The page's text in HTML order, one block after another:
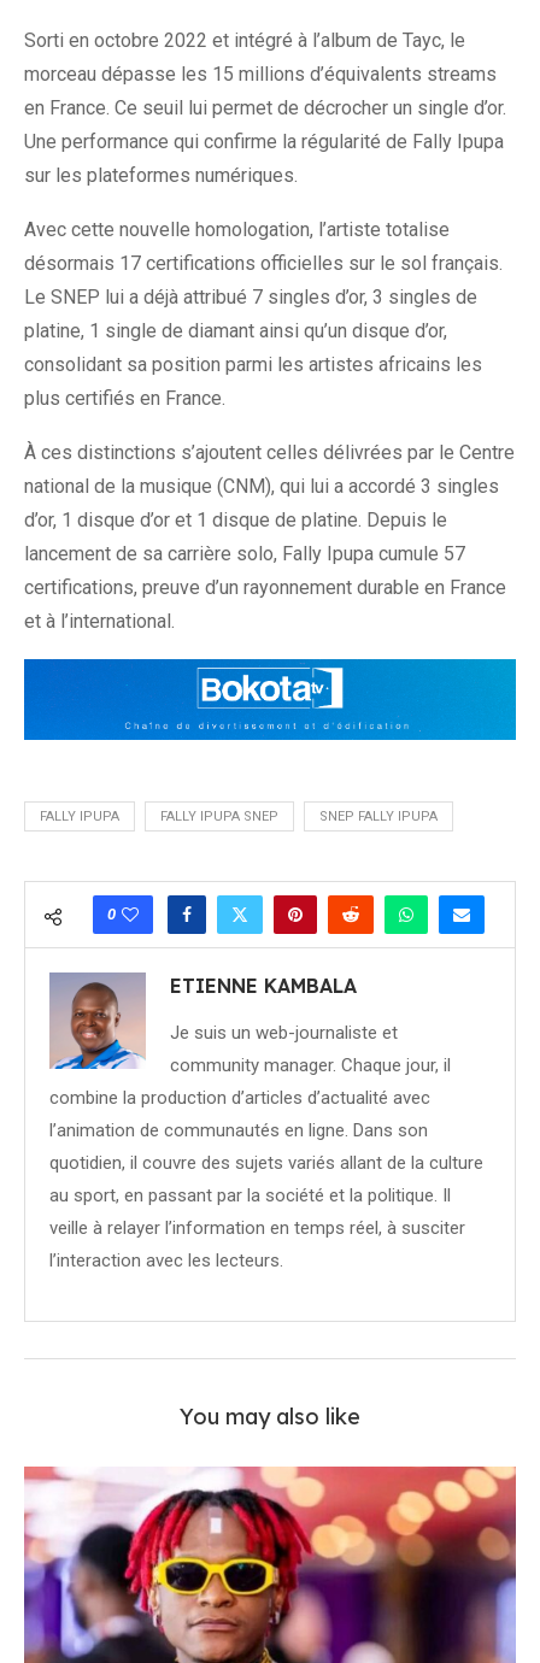
Sorti en octobre 2022 et intégré à l’album de Tayc, le
morceau dépasse les 15 millions d’équivalents streams
en France. Ce seuil lui permet de décrocher un single d’or.
Une performance qui confirme la régularité de Fally Ipupa
sur les plateformes numériques.
Avec cette nouvelle homologation, l’artiste totalise
désormais 17 certifications officielles sur le sol français.
Le SNEP lui a déjà attribué 7 singles d’or, 3 singles de
platine, 1 single de diamant ainsi qu’un disque d’or,
consolidant sa position parmi les artistes africains les
plus certifiés en France.
À ces distinctions s’ajoutent celles délivrées par le Centre
national de la musique (CNM), qui lui a accordé 3 singles
d’or, 1 disque d’or et 1 disque de platine. Depuis le
lancement de sa carrière solo, Fally Ipupa cumule 57
certifications, preuve d’un rayonnement durable en France
et à l’international.
FALLY IPUPA FALLY IPUPA SNEP SNEP FALLY IPUPA
0
ETIENNE KAMBALA
Je suis un web-journaliste et
community manager. Chaque jour, il
combine la production d’articles d’actualité avec
l’animation de communautés en ligne. Dans son
quotidien, il couvre des sujets variés allant de la culture
au sport, en passant par la société et la politique. Il
veille à relayer l’information en temps réel, à susciter
l’interaction avec les lecteurs.
You may also like